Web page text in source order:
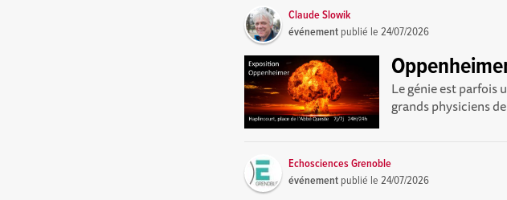
Claude Slowik
événement publié le24/07/2026
Le génie est parfois
grands physiciens
Echosciences Grenoble
événement publié le24/07/2026